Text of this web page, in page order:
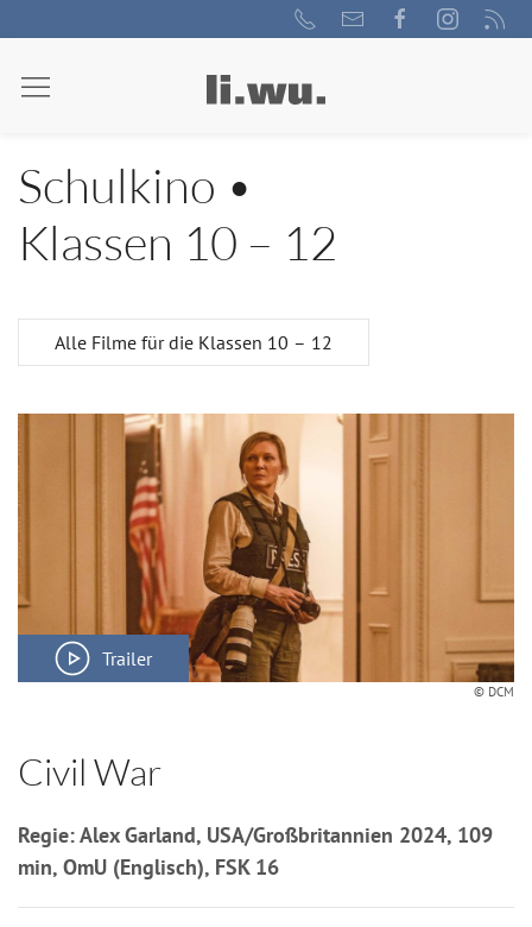
Schulkino •
Klassen 10 – 12
Alle Filme für die Klassen 10 – 12
Trailer
© DCM
Civil War
Regie: Alex Garland, USA/Großbritannien 2024, 109
min, OmU (Englisch), FSK 16